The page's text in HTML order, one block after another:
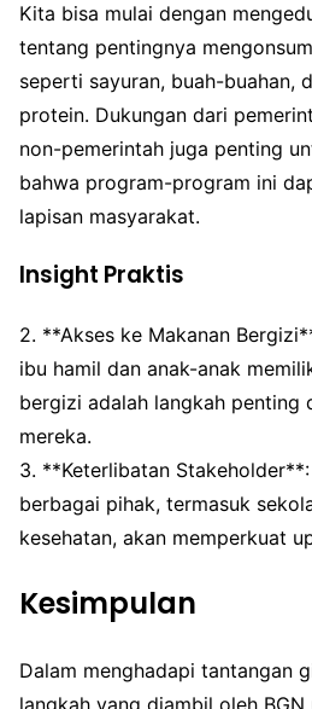
Kita bisa mulai dengan
tentang pentingnya
seperti sayuran, buah-buahan,
protein. Dukungan dari
non-pemerintah juga penting
bahwa program-program ini
lapisan masyarakat.
Insight Praktis
2. **Akses ke Makanan
ibu hamil dan anak-anak
bergizi adalah langkah penting
mereka.
3. **Keterlibatan
berbagai pihak, termasuk
kesehatan, akan memperkuat
Kesimpulan
Dalam menghadapi tantangan
langkah yang diambil oleh BGN